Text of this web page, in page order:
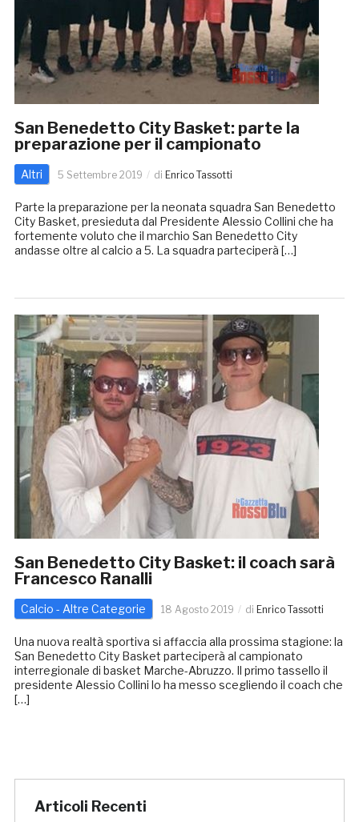
San Benedetto City Basket: parte la
preparazione per il campionato
Altri 5 Settembre 2019 di Enrico Tassotti
Parte la preparazione per la neonata squadra San Benedetto
City Basket, presieduta dal Presidente Alessio Collini che ha
fortemente voluto che il marchio San Benedetto City
andasse oltre al calcio a 5. La squadra parteciperà […]
San Benedetto City Basket: il coach sarà
Francesco Ranalli
Calcio - Altre Categorie 18 Agosto 2019 di Enrico Tassotti
Una nuova realtà sportiva si affaccia alla prossima stagione: la
San Benedetto City Basket parteciperà al campionato
interregionale di basket Marche-Abruzzo. Il primo tassello il
presidente Alessio Collini lo ha messo scegliendo il coach che
[…]
Articoli Recenti